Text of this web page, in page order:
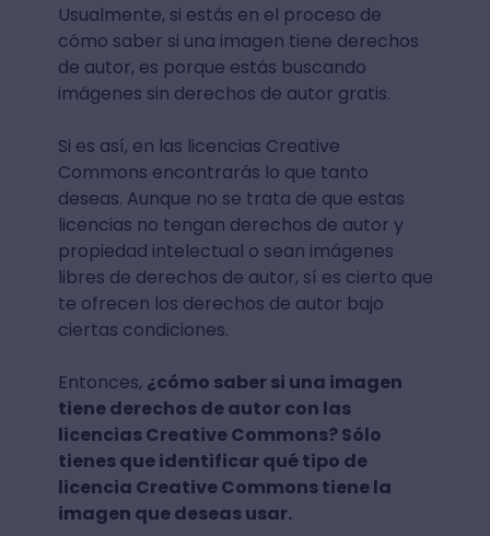
Usualmente, si estás en el proceso de
cómo saber si una imagen tiene derechos
de autor, es porque estás buscando
imágenes sin derechos de autor gratis.
Si es así, en las licencias Creative
Commons encontrarás lo que tanto
deseas. Aunque no se trata de que estas
licencias no tengan derechos de autor y
propiedad intelectual o sean imágenes
libres de derechos de autor, sí es cierto que
te ofrecen los derechos de autor bajo
ciertas condiciones.
Entonces, ¿cómo saber si una imagen
tiene derechos de autor con las
licencias Creative Commons? Sólo
tienes que identificar qué tipo de
licencia Creative Commons tiene la
imagen que deseas usar.